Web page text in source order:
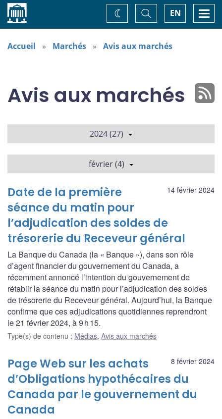
Accueil EN
Basculer
la
recherche
Changez
de
Accueil Marchés Avis aux marchés
Avis aux marchés
2024 (27)
février (4)
14 février 2024
Date de la première
séance du matin pour
l’adjudication des soldes de
trésorerie du Receveur général
La Banque du Canada (la « Banque »), dans son rôle
d’agent financier du gouvernement du Canada, a
récemment annoncé l’intention du gouvernement de
rétablir la séance du matin pour l’adjudication des soldes
de trésorerie du Receveur général. Aujourd’hui, la Banque
confirme que ces adjudications quotidiennes reprendront
le 21 février 2024, à 9 h 15.
Type(s) de contenu : Médias, Avis aux marchés
8 février 2024
Page Web sur les achats
d’Obligations hypothécaires du
Canada par le gouvernement du
Canada